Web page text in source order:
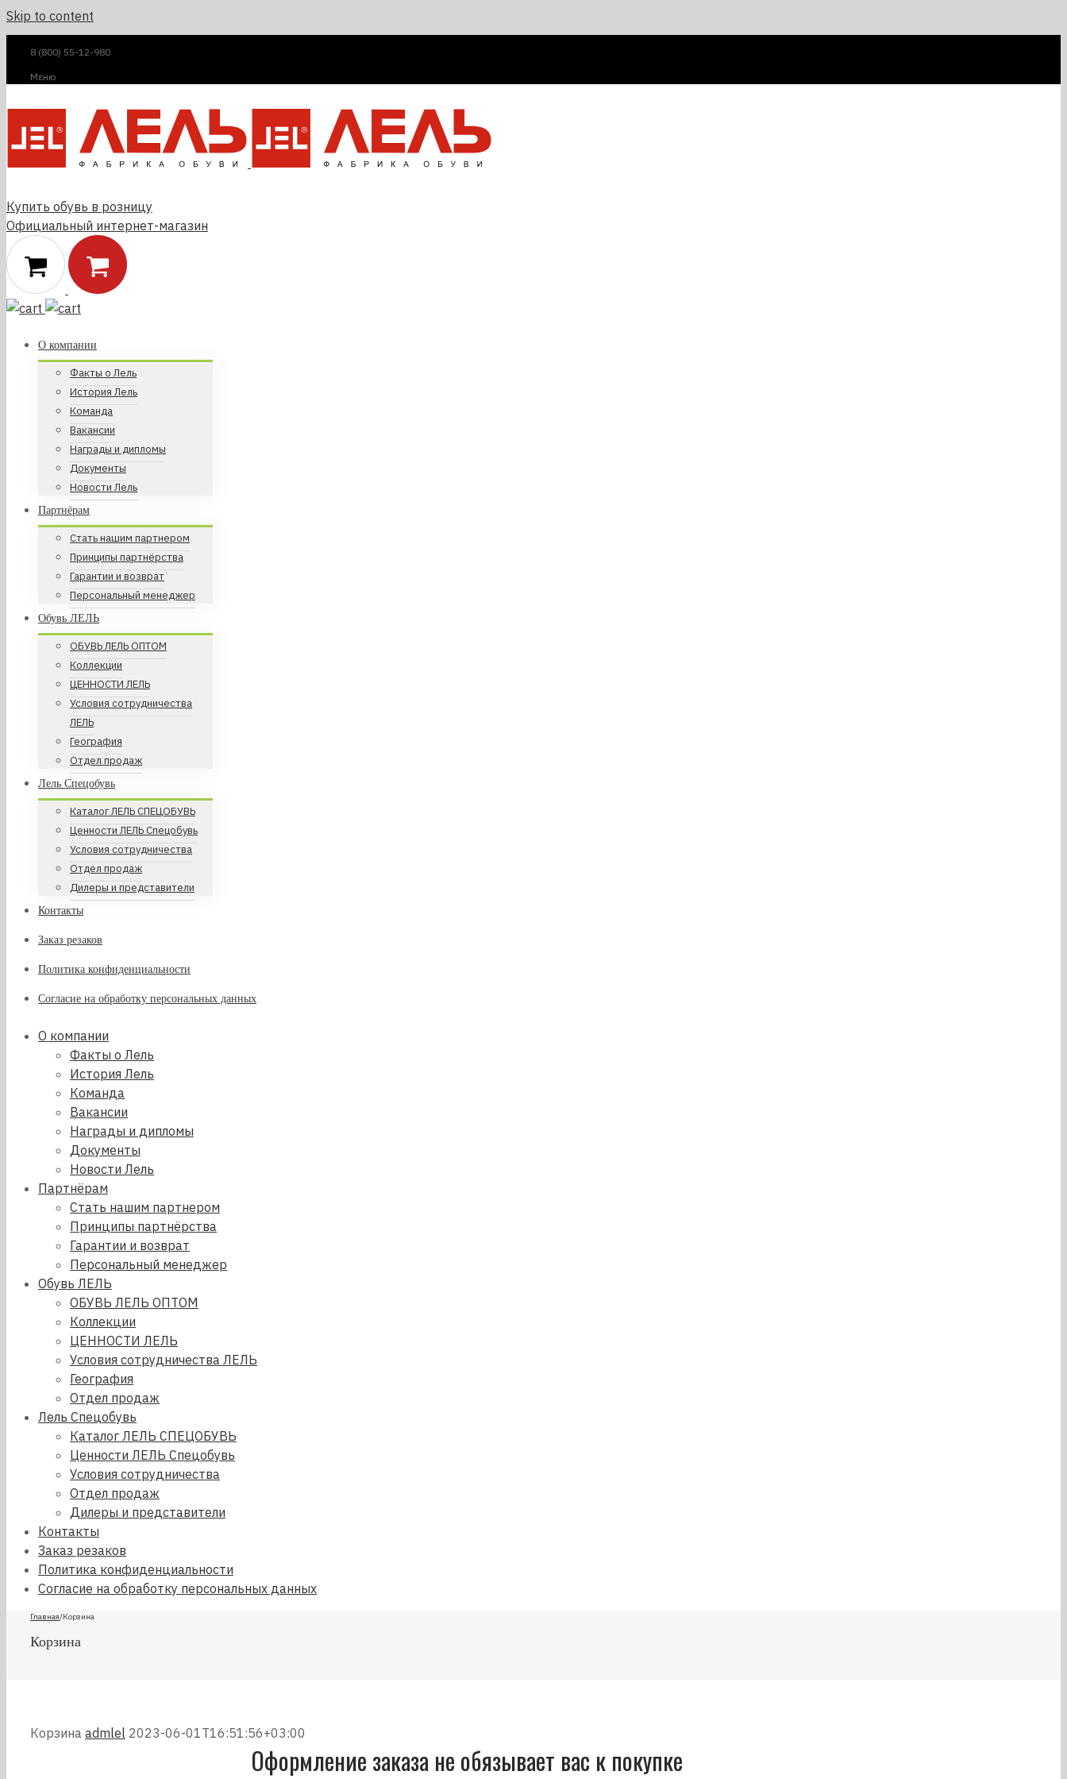
Skip to content
8 (800) 55-12-980
Μεню
Купить обувь в розницу
Официальный интернет-магазин
О компании
Факты о Лель
История Лель
Команда
Вакансии
Награды и дипломы
Документы
Новости Лель
Партнёрам
Стать нашим партнером
Принципы партнёрства
Гарантии и возврат
Персональный менеджер
Обувь ЛЕЛЬ
ОБУВЬ ЛЕЛЬ ОПТОМ
Коллекции
ЦЕННОСТИ ЛЕЛЬ
Условия сотрудничества
ЛЕЛЬ
География
Отдел продаж
Лель Спецобувь
Каталог ЛЕЛЬ СПЕЦОБУВЬ
Ценности ЛЕЛЬ Спецобувь
Условия сотрудничества
Отдел продаж
Дилеры и представители
Контакты
Заказ резаков
Политика конфиденциальности
Согласие на обработку персональных данных
О компании
Факты о Лель
История Лель
Команда
Вакансии
Награды и дипломы
Документы
Новости Лель
Партнёрам
Стать нашим партнером
Принципы партнёрства
Гарантии и возврат
Персональный менеджер
Обувь ЛЕЛЬ
ОБУВЬ ЛЕЛЬ ОПТОМ
Коллекции
ЦЕННОСТИ ЛЕЛЬ
Условия сотрудничества ЛЕЛЬ
География
Отдел продаж
Лель Спецобувь
Каталог ЛЕЛЬ СПЕЦОБУВЬ
Ценности ЛЕЛЬ Спецобувь
Условия сотрудничества
Отдел продаж
Дилеры и представители
Контакты
Заказ резаков
Политика конфиденциальности
Согласие на обработку персональных данных
Главная/Корзина
Корзина
Корзина admlel 2023-06-01T16:51:56+03:00
Оформление заказа не обязывает вас к покупке